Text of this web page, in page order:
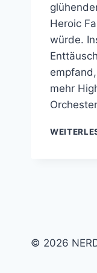
Heroic
würde.
mehr
© 2026